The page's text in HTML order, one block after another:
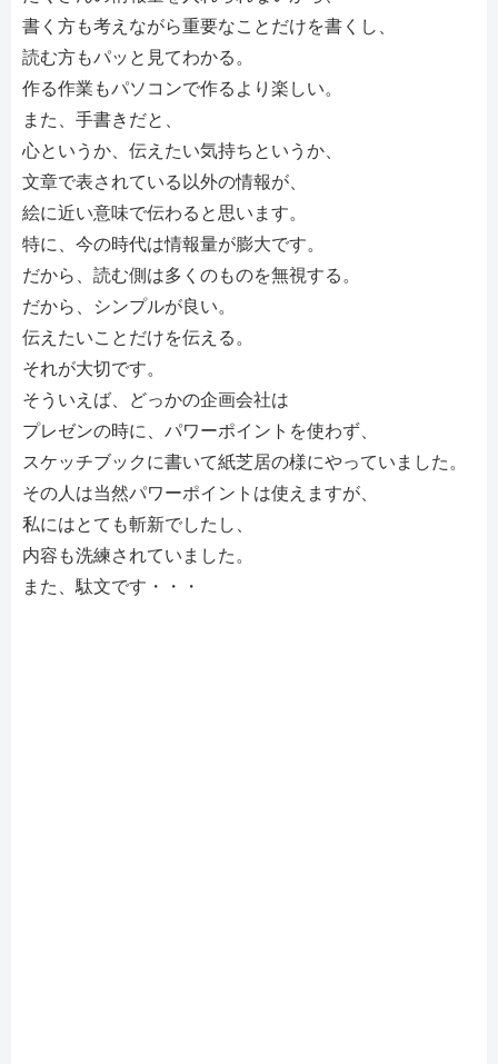
書く方も考えながら重要なことだけを書くし、
読む方もパッと見てわかる。
作る作業もパソコンで作るより楽しい。
また、手書きだと、
心というか、伝えたい気持ちというか、
文章で表されている以外の情報が、
絵に近い意味で伝わると思います。
特に、今の時代は情報量が膨大です。
だから、読む側は多くのものを無視する。
だから、シンプルが良い。
伝えたいことだけを伝える。
それが大切です。
そういえば、どっかの企画会社は
プレゼンの時に、パワーポイントを使わず、
スケッチブックに書いて紙芝居の様にやっていました。
その人は当然パワーポイントは使えますが、
私にはとても斬新でしたし、
内容も洗練されていました。
また、駄文です・・・